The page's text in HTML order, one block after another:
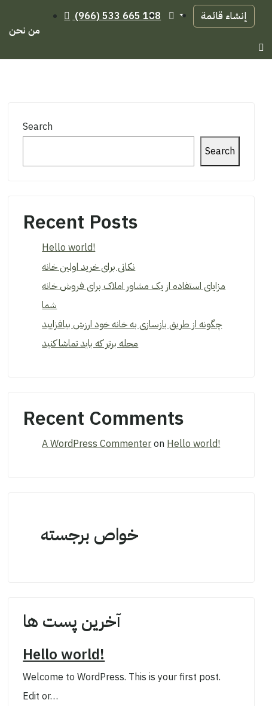
من نحن
(966) 533 665 188 إنشاء قائمة
Search
Search
Recent Posts
Hello world!
نکاتی برای خرید اولین خانه
مزایای استفاده از یک مشاور املاک برای فروش خانه
شما
چگونه از طریق بازسازی به خانه خود ارزش بیافزایید
محله برتر که باید تماشا کنید
Recent Comments
A WordPress CommenteronHello world!
خواص برجسته
آخرین پست ها
Hello world!
Welcome to WordPress. This is your first post.
Edit or…